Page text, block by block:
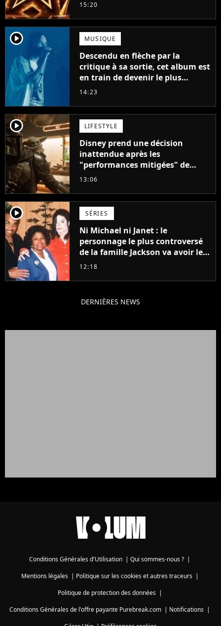
15:20
player2 MUSIQUE
Descendu en flèche par la
critique à sa sortie, cet album est
en train de devenir le plus
populaire de son auteur
14:23
player2 LIFESTYLE
Disney prend une décision
inattendue après les
"performances mitigées" de
Vaiana et The Mandalorian &
13:06
player2 SÉRIES
Ni Michael ni Janet : le
personnage le plus controversé
de la famille Jackson va avoir le
droit à sa propre série
12:18
DERNIÈRES NEWS
Conditions Générales d'Utilisation | Qui sommes-nous ? |
Mentions légales| Politique sur les cookies et autres traceurs|
Politique de protection des données|
Conditions Générales de l'offre payante Purebreak.com | Notifications |